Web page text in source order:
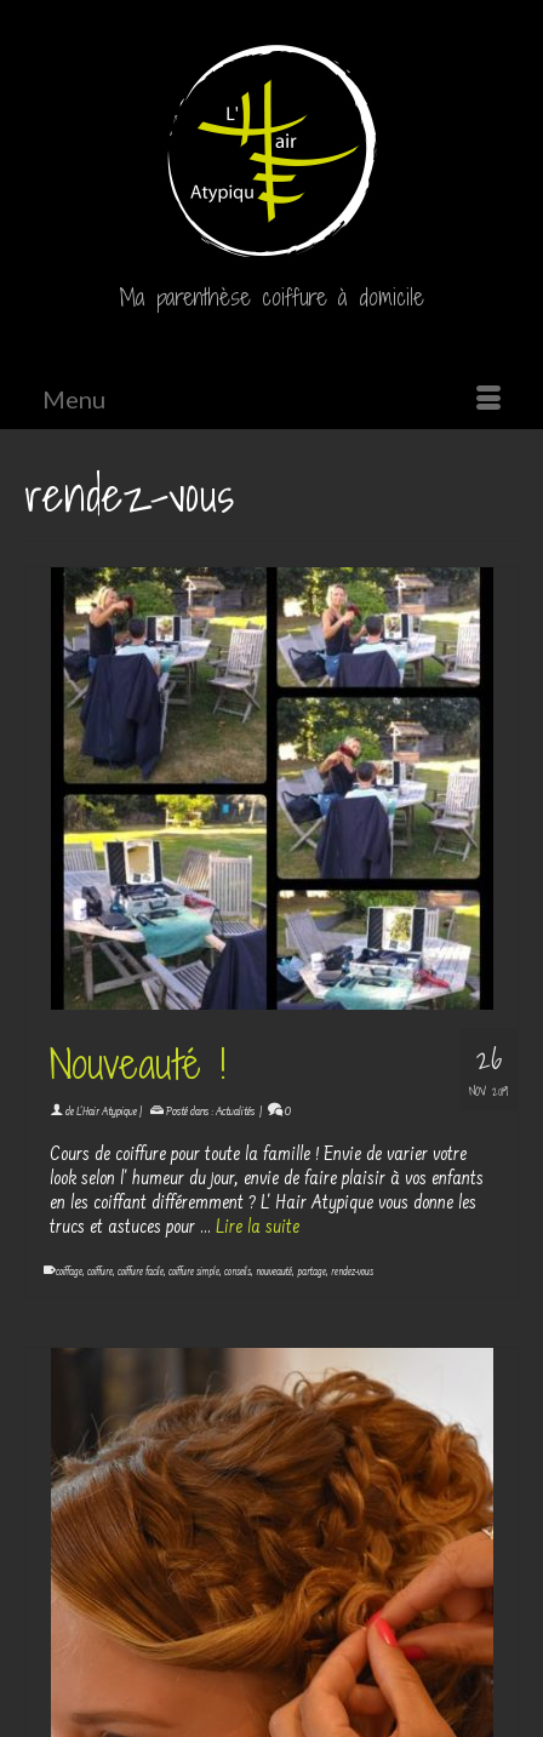
Ma parenthèse coiffure à domicile
Menu
rendez-vous
26
NOV 2019
Nouveauté !
deL'Hair Atypique| Posté dans :Actualités | 0
Cours de coiffure pour toute la famille ! Envie de varier votre
look selon l' humeur du jour, envie de faire plaisir à vos enfants
en les coiffant différemment ? L' Hair Atypique vous donne les
trucs et astuces pour … Lire la suite
coiffage, coiffure, coiffure facile, coiffure simple, conseils, nouveauté, partage, rendez-vous